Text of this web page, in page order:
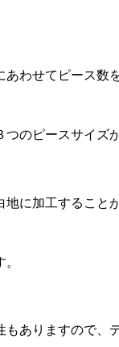
わせてピース数
のピースサイズ
に加工すること
ありますので、